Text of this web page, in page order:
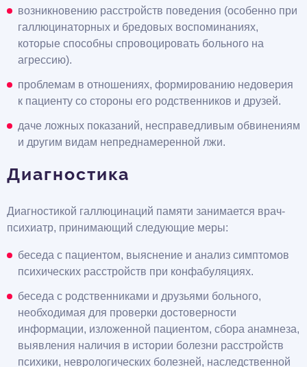
возникновению расстройств поведения (особенно при
галлюцинаторных и бредовых воспоминаниях,
которые способны спровоцировать больного на
агрессию).
проблемам в отношениях, формированию недоверия
к пациенту со стороны его родственников и друзей.
даче ложных показаний, несправедливым обвинениям
и другим видам непреднамеренной лжи.
Диагностика
Диагностикой галлюцинаций памяти занимается врач-
психиатр, принимающий следующие меры:
беседа с пациентом, выяснение и анализ симптомов
психических расстройств при конфабуляциях.
беседа с родственниками и друзьями больного,
необходимая для проверки достоверности
информации, изложенной пациентом, сбора анамнеза,
выявления наличия в истории болезни расстройств
психики, неврологических болезней, наследственной